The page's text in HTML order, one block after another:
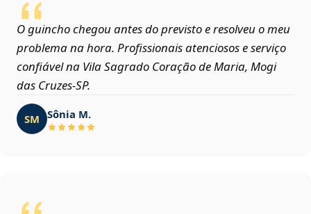
O guincho chegou antes do previsto e resolveu o meu
problema na hora. Profissionais atenciosos e serviço
confiável na Vila Sagrado Coração de Maria, Mogi
das Cruzes‑SP.
SM Sônia M.